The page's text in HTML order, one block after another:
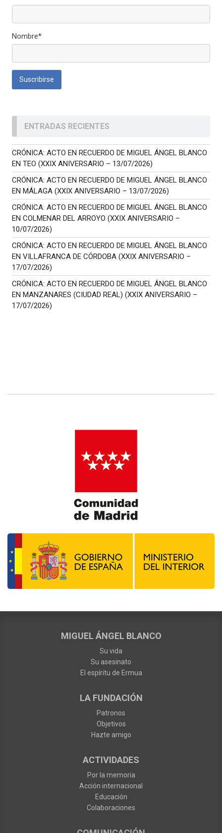
Nombre*
ENTRADAS RECIENTES
CRÓNICA: ACTO EN RECUERDO DE MIGUEL ÁNGEL BLANCO
EN TEO (XXIX ANIVERSARIO – 13/07/2026)
CRÓNICA: ACTO EN RECUERDO DE MIGUEL ÁNGEL BLANCO
EN MÁLAGA (XXIX ANIVERSARIO – 13/07/2026)
CRÓNICA: ACTO EN RECUERDO DE MIGUEL ÁNGEL BLANCO
EN COLMENAR DEL ARROYO (XXIX ANIVERSARIO –
10/07/2026)
CRÓNICA: ACTO EN RECUERDO DE MIGUEL ÁNGEL BLANCO
EN VILLAFRANCA DE CÓRDOBA (XXIX ANIVERSARIO –
17/07/2026)
CRÓNICA: ACTO EN RECUERDO DE MIGUEL ÁNGEL BLANCO
EN MANZANARES (CIUDAD REAL) (XXIX ANIVERSARIO –
17/07/2026)
MIGUEL ÁNGEL BLANCO
Su vida
Su asesinato
El espíritu de Ermua
LA FUNDACIÓN
Patronos
Objetivos
Hazte amigo
ACTIVIDADES
Por la memoria
Acción internacional
Educación
Colaboraciones